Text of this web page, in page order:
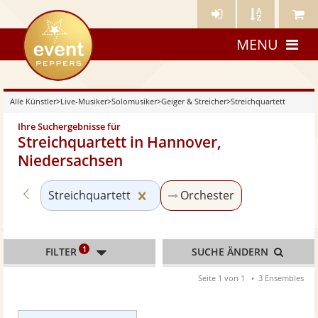
Künstler- Künstler Meine
eventpeppers
MENU
Alle Künstler>Live-Musiker>Solomusiker>Geiger & Streicher>Streichquartett
Ihre Suchergebnisse für
Streichquartett in Hannover,
Niedersachsen
Zurück zu «Bands & Ensembles»
Streichquartett Kategorie «Streichquartett»
Orchester
FILTER 1 SUCHE ÄNDERN
Seite 1 von 1 3 Ensembles